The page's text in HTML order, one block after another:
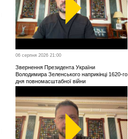
06 серпня 2026 21:00
Звернення Президента України
Володимира Зеленського наприкінці 1620-го
дня повномасштабної війни